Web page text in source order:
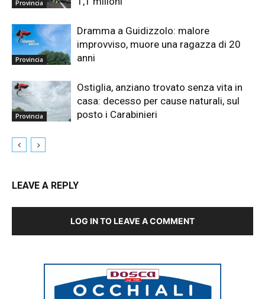
Provincia
Provincia
Dramma a Guidizzolo: malore
improvviso, muore una ragazza di 20
anni
Provincia
Ostiglia, anziano trovato senza vita in
casa: decesso per cause naturali, sul
posto i Carabinieri
LEAVE A REPLY
LOG IN TO LEAVE A COMMENT